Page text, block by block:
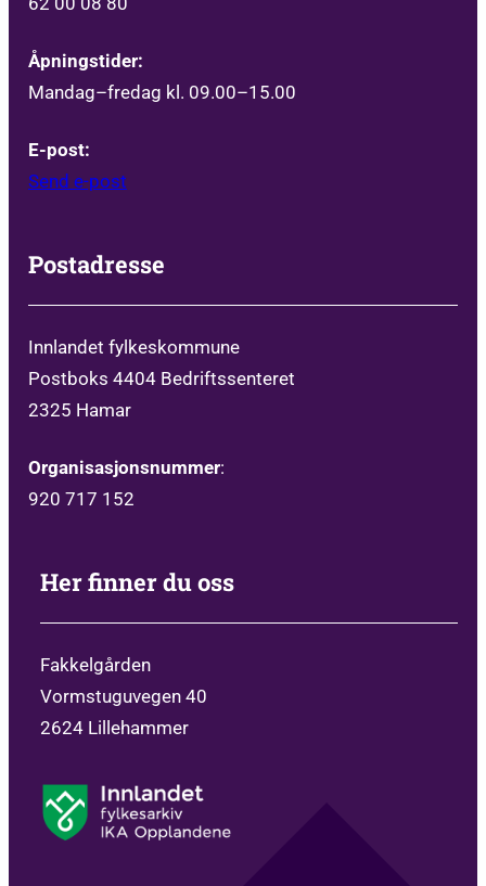
Åpningstider:
Mandag–fredag kl. 09.00–15.00
E-post:
Send e-post
Postadresse
Innlandet fylkeskommune
Postboks 4404 Bedriftssenteret
2325 Hamar
Organisasjonsnummer:
920 717 152
Her finner du oss
Fakkelgården
Vormstuguvegen 40
2624 Lillehammer